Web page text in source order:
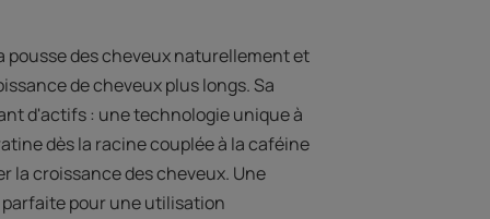
pousse des cheveux naturellement et
de cheveux plus longs. Sa
d'actifs : une technologie unique à
dès la racine couplée à la caféine
la croissance des cheveux. Une
pour une utilisation